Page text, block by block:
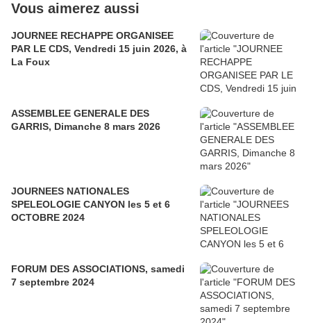
Vous aimerez aussi
JOURNEE RECHAPPE ORGANISEE
PAR LE CDS, Vendredi 15 juin 2026, à
La Foux
ASSEMBLEE GENERALE DES
GARRIS, Dimanche 8 mars 2026
JOURNEES NATIONALES
SPELEOLOGIE CANYON les 5 et 6
OCTOBRE 2024
FORUM DES ASSOCIATIONS, samedi
7 septembre 2024